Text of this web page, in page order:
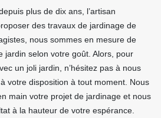
plus de dix ans, l’artisan
des travaux de jardinage de
nous sommes en mesure de
jardin selon votre goût. Alors, pour
un joli jardin, n’hésitez pas à nous
votre disposition à tout moment. Nous
main votre projet de jardinage et nous
à la hauteur de votre espérance.